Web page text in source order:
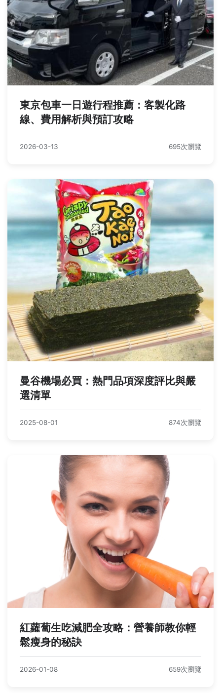
東京包車一日遊行程推薦：客製化路
線、費用解析與預訂攻略
2026-03-13 695次瀏覽
曼谷機場必買：熱門品項深度評比與嚴
選清單
2025-08-01 874次瀏覽
紅蘿蔔生吃減肥全攻略：營養師教你輕
鬆瘦身的秘訣
2026-01-08 659次瀏覽